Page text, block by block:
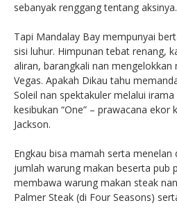
sebanyak renggang tentang aksinya.
Tapi Mandalay Bay mempunyai
sisi luhur. Himpunan tebat renang,
aliran, barangkali nan mengelokkan
Vegas. Apakah Dikau tahu
Soleil nan spektakuler melalui
kesibukan “One” – prawacana ekor
Jackson.
Engkau bisa mamah serta
jumlah warung makan beserta pub
membawa warung makan steak
Palmer Steak (di Four Seasons)